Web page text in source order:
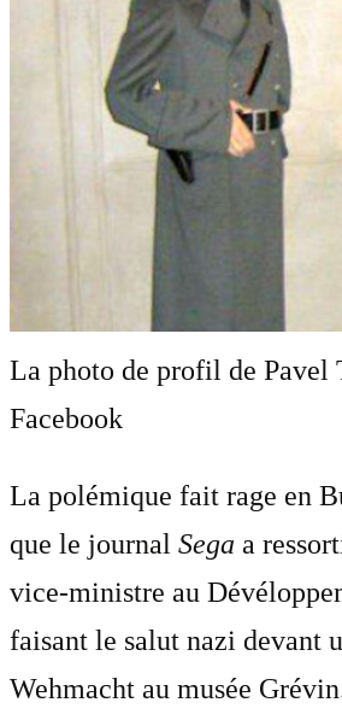
La photo de profil de Pavel
Facebook
La polémique fait rage en
que le journal Sega a
vice-ministre au
faisant le salut nazi devant
Wehmacht au musée